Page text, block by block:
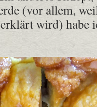
(vor allem,
wird) habe